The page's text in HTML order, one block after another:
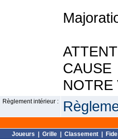
NOTRE
Règlement intérieur :
Joueurs Grille Classement Fide